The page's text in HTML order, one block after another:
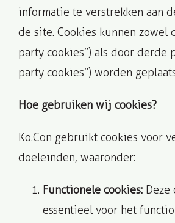
informatie te verstrekken aan
de site. Cookies kunnen zowel
party cookies”) als door derde
party cookies”) worden
Hoe gebruiken wij cookies?
Ko.Con gebruikt cookies voor
doeleinden, waaronder:
Functionele cookies:
essentieel voor het